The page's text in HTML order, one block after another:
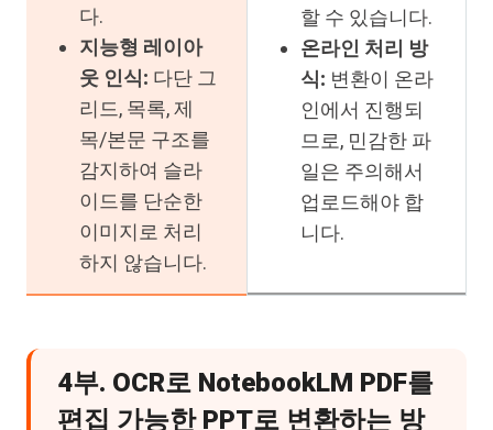
다.
지능형 레이아
웃 인식: 다단 그
리드, 목록, 제
목/본문 구조를
감지하여 슬라
이드를 단순한
이미지로 처리
하지 않습니다.
할 수 있습니다.
온라인 처리 방
식: 변환이 온라
인에서 진행되
므로, 민감한 파
일은 주의해서
업로드해야 합
니다.
4부. OCR로 NotebookLM PDF를
편집 가능한 PPT로 변환하는 방